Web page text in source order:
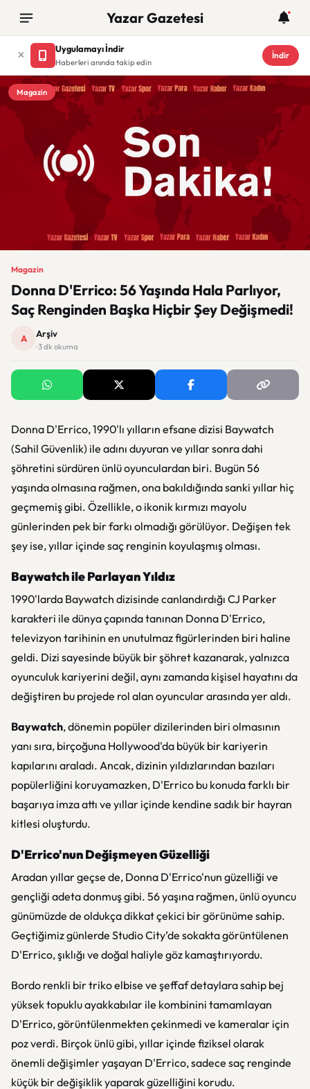
Yazar Gazetesi
Uygulamayı İndir
Haberleri anında takip edin
İndir
Magazin
Magazin
Donna D'Errico: 56 Yaşında Hala Parlıyor,
Saç Renginden Başka Hiçbir Şey Değişmedi!
A Arşiv
· 3 dk okuma
Donna D'Errico, 1990'lı yılların efsane dizisi Baywatch
(Sahil Güvenlik) ile adını duyuran ve yıllar sonra dahi
şöhretini sürdüren ünlü oyunculardan biri. Bugün 56
yaşında olmasına rağmen, ona bakıldığında sanki yıllar hiç
geçmemiş gibi. Özellikle, o ikonik kırmızı mayolu
günlerinden pek bir farkı olmadığı görülüyor. Değişen tek
şey ise, yıllar içinde saç renginin koyulaşmış olması.
Baywatch ile Parlayan Yıldız
1990'larda Baywatch dizisinde canlandırdığı CJ Parker
karakteri ile dünya çapında tanınan Donna D'Errico,
televizyon tarihinin en unutulmaz figürlerinden biri haline
geldi. Dizi sayesinde büyük bir şöhret kazanarak, yalnızca
oyunculuk kariyerini değil, aynı zamanda kişisel hayatını da
değiştiren bu projede rol alan oyuncular arasında yer aldı.
Baywatch, dönemin popüler dizilerinden biri olmasının
yanı sıra, birçoğuna Hollywood'da büyük bir kariyerin
kapılarını araladı. Ancak, dizinin yıldızlarından bazıları
popülerliğini koruyamazken, D'Errico bu konuda farklı bir
başarıya imza attı ve yıllar içinde kendine sadık bir hayran
kitlesi oluşturdu.
D'Errico'nun Değişmeyen Güzelliği
Aradan yıllar geçse de, Donna D'Errico'nun güzelliği ve
gençliği adeta donmuş gibi. 56 yaşına rağmen, ünlü oyuncu
günümüzde de oldukça dikkat çekici bir görünüme sahip.
Geçtiğimiz günlerde Studio City’de sokakta görüntülenen
D'Errico, şıklığı ve doğal haliyle göz kamaştırıyordu.
Bordo renkli bir triko elbise ve şeffaf detaylara sahip bej
yüksek topuklu ayakkabılar ile kombinini tamamlayan
D'Errico, görüntülenmekten çekinmedi ve kameralar için
poz verdi. Birçok ünlü gibi, yıllar içinde fiziksel olarak
önemli değişimler yaşayan D'Errico, sadece saç renginde
küçük bir değişiklik yaparak güzelliğini korudu.